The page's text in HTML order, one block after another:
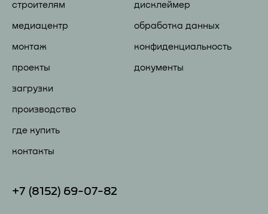
строителям
медиацентр
монтаж
проекты
загрузки
производство
где купить
контакты
дисклеймер
обработка данных
конфиденциальность
документы
+7 (81 52) 69-07-82